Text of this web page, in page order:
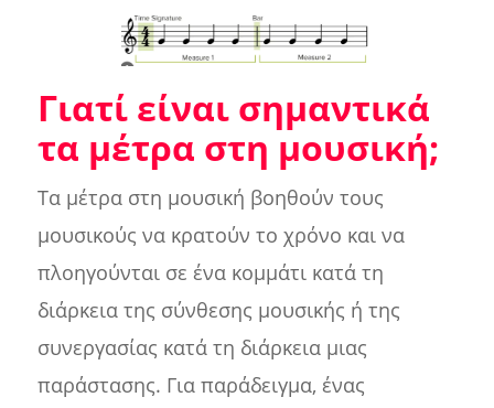
Γιατί είναι σημαντικά
τα μέτρα στη μουσική;
Τα μέτρα στη μουσική βοηθούν τους
μουσικούς να κρατούν το χρόνο και να
πλοηγούνται σε ένα κομμάτι κατά τη
διάρκεια της σύνθεσης μουσικής ή της
συνεργασίας κατά τη διάρκεια μιας
παράστασης. Για παράδειγμα, ένας